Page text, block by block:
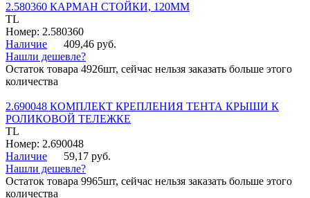
2.580360 КАРМАН СТОЙКИ, 120ММ
TL
Номер: 2.580360
Наличие
409,46 руб.
Нашли дешевле?
Остаток товара 4926шт, сейчас нельзя заказать больше этого
количества
2.690048 КОМПЛЕКТ КРЕПЛЕНИЯ ТЕНТА КРЫШИ К
РОЛИКОВОЙ ТЕЛЕЖКЕ
TL
Номер: 2.690048
Наличие
59,17 руб.
Нашли дешевле?
Остаток товара 9965шт, сейчас нельзя заказать больше этого
количества